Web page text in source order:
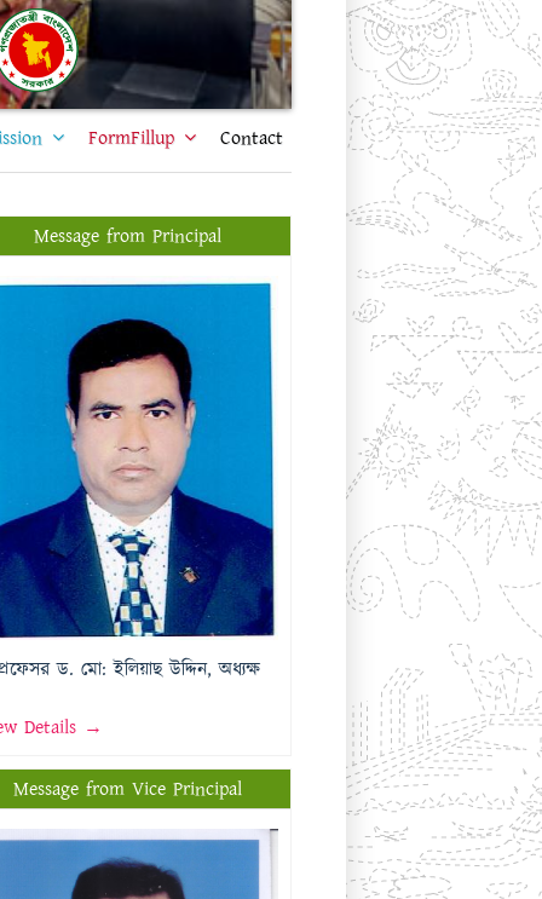
FormFillup Contact
Message from Principal
ড. মো: ইলিয়াছ উদ্দিন, অধ্যক্ষ
Details →
Message from Vice Principal